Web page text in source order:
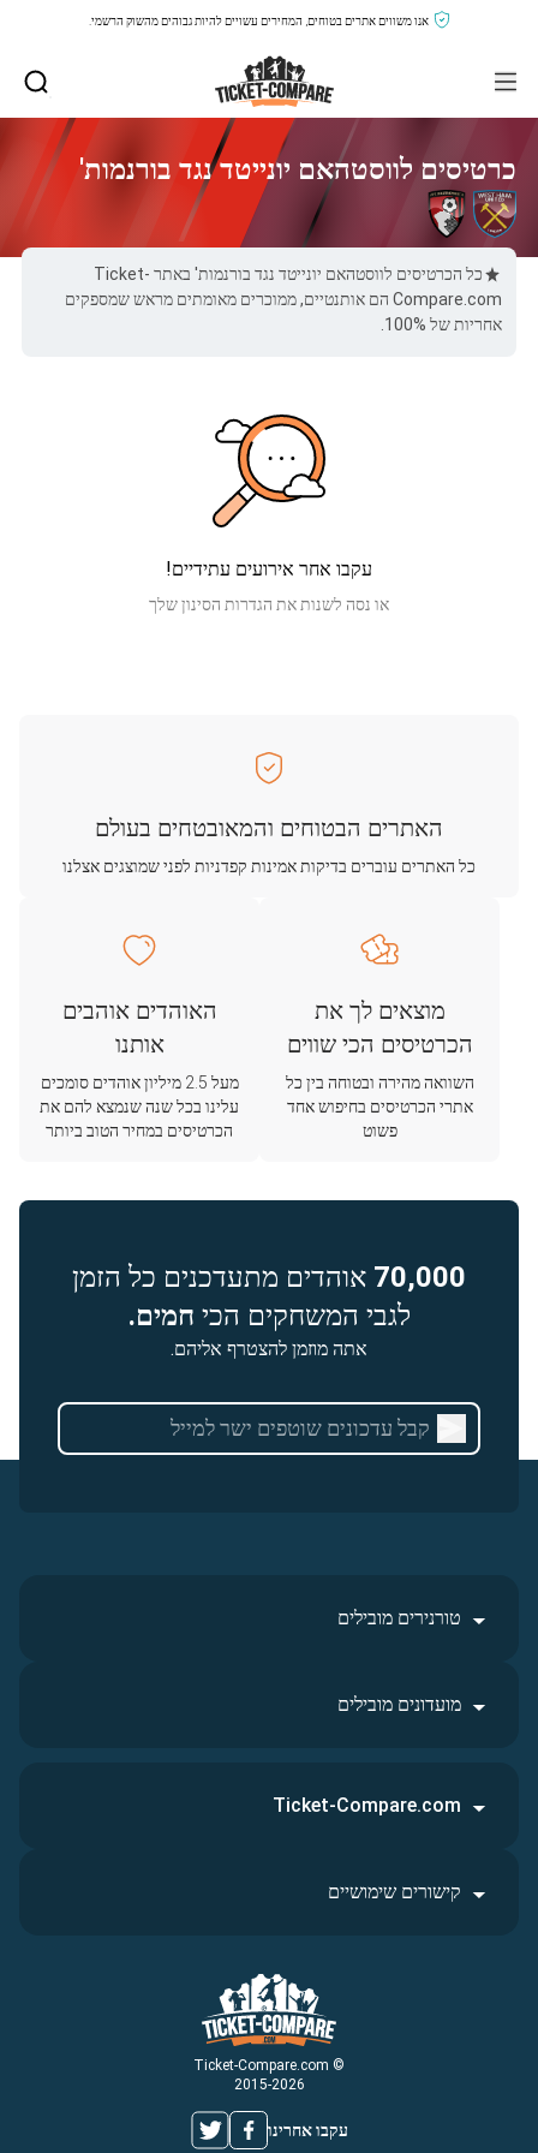
אנו משווים אתרים בטוחים, המחירים עשויים להיות גבוהים מהשוק הרשמי.
כרטיסים לווסטהאם יונייטד נגד בורנמות'
כל הכרטיסים לווסטהאם יונייטד נגד בורנמות' באתר Ticket-
Compare.com הם אותנטיים, ממוכרים מאומתים מראש שמספקים
אחריות של 100%.
עקבו אחר אירועים עתידיים!
או נסה לשנות את הגדרות הסינון שלך
האתרים הבטוחים והמאובטחים בעולם
כל האתרים עוברים בדיקות אמינות קפדניות לפני שמוצגים אצלנו
מוצאים לך את
הכרטיסים הכי שווים
השוואה מהירה ובטוחה בין כל
אתרי הכרטיסים בחיפוש אחד
פשוט
האוהדים אוהבים
אותנו
מעל 2.5 מיליון אוהדים סומכים
עלינו בכל שנה שנמצא להם את
הכרטיסים במחיר הטוב ביותר
70,000 אוהדים מתעדכנים כל הזמן
לגבי המשחקים הכי חמים.
אתה מוזמן להצטרף אליהם.
טורנירים מובילים
מועדונים מובילים
© Ticket-Compare.com
2015-2026
עקבו אחרינו
Ticket-Compare.com
קישורים שימושיים